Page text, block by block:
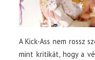
A Kick-Ass nem rossz
mint kritikát, hogy a